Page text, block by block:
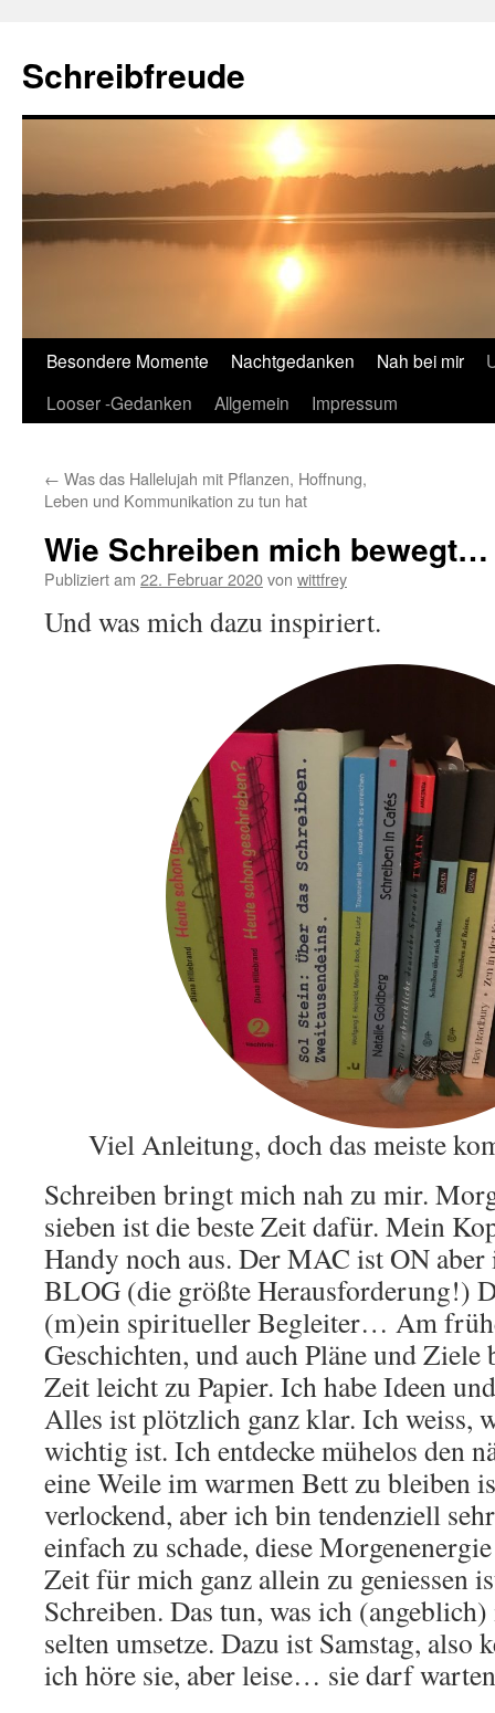
Schreibfreude
Besondere Momente Nachtgedanken Nah bei mir
Looser -Gedanken
Allgemein Impressum
← Was das Hallelujah mit Pflanzen, Hoffnung,
Leben und Kommunikation zu tun hat
Wie Schreiben mich bewegt…
Publiziert am 22. Februar 2020von wittfrey
Und was mich dazu inspiriert.
Viel Anleitung, doch das meiste
Schreiben bringt mich nah zu mir.
sieben ist die beste Zeit dafür. Mein
Handy noch aus. Der MAC ist ON
BLOG (die größte Herausforderung!)
(m)ein spiritueller Begleiter… Am
Geschichten, und auch Pläne und
Zeit leicht zu Papier. Ich habe Ideen
Alles ist plötzlich ganz klar. Ich weiss,
wichtig ist. Ich entdecke mühelos den
eine Weile im warmen Bett zu bleiben
verlockend, aber ich bin tendenziell
einfach zu schade, diese
Zeit für mich ganz allein zu geniessen
Schreiben. Das tun, was ich
selten umsetze. Dazu ist Samstag,
ich höre sie, aber leise… sie darf